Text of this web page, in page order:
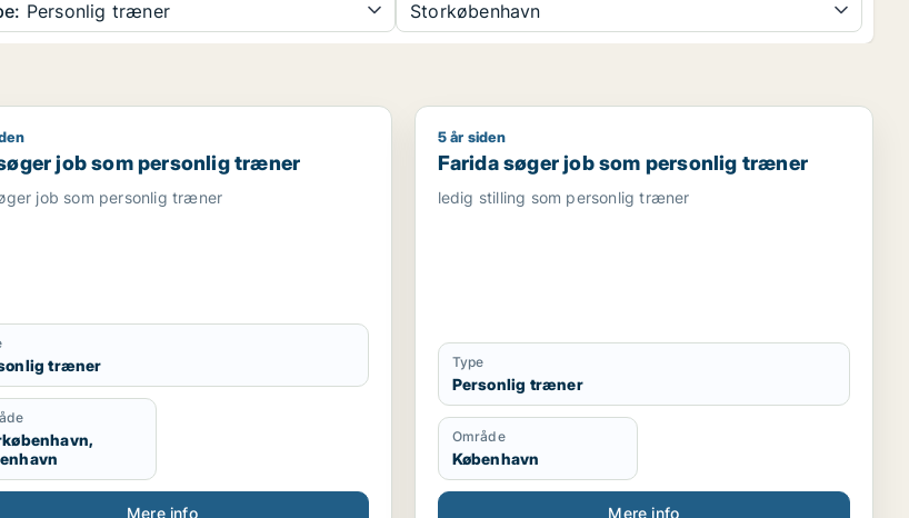
Personlig træner Storkøbenhavn
/ personlig træner / diætist / kontorassistent
job som personlig træner
job som personlig træner
job som personlig træner
træner
Mere info
Farida søger job som personlig træner
5 år siden
Farida søger job som personlig træner
ledig stilling som personlig træner
Type
Personlig træner
Område
København
Mere info